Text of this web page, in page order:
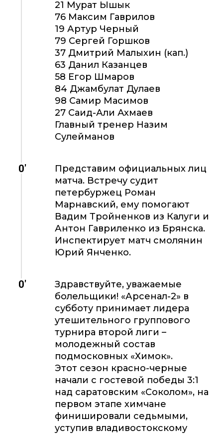
21 Мурат Ышык
76 Максим Гаврилов
19 Артур Черный
79 Сергей Горшков
37 Дмитрий Малыхин (кап.)
63 Данил Казанцев
58 Егор Шмаров
84 Джамбулат Дулаев
98 Самир Масимов
27 Саид-Али Ахмаев
Главный тренер Назим
Сулейманов
0'
Представим официальных лиц
матча. Встречу судит
петербуржец Роман
Марнавский, ему помогают
Вадим Тройненков из Калуги и
Антон Гавриленко из Брянска.
Инспектирует матч смолянин
Юрий Янченко.
0'
Здравствуйте, уважаемые
болельщики! «Арсенал-2» в
субботу принимает лидера
утешительного группового
турнира второй лиги –
молодежный состав
подмосковных «Химок».
Этот сезон красно-черные
начали с гостевой победы 3:1
над саратовским «Соколом», на
первом этапе химчане
финишировали седьмыми,
уступив владивостокскому